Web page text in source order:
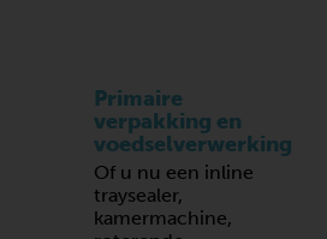
Primaire
verpakking en
voedselverwerking
Of u nu een inline
traysealer,
kamermachine,